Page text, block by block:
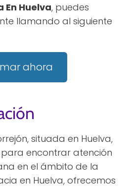
En Huelva, puedes
llamando al siguiente
ahora
situada en Huelva,
encontrar atención
en el ámbito de la
en Huelva, ofrecemos